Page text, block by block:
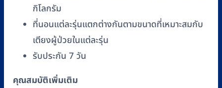
กิโลกรัม
ที่นอนแต่ละรุ่นแตกต่างกันตามขนาดที่เหมาะสมกับ
เตียงผู้ป่วยในแต่ละรุ่น
รับประกัน 7 วัน
คุณสมบัติเพิ่มเติม